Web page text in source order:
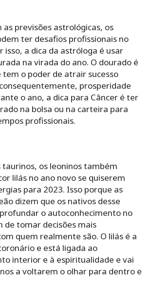
as previsões astrológicas, os
ter desafios profissionais no
isso, a dica da astróloga é usar
na virada do ano. O dourado é
tem o poder de atrair sucesso
prosperidade
o ano, a dica para Câncer é ter
na bolsa ou na carteira para
profissionais.
taurinos, os leoninos também
lilás no ano novo se quiserem
para 2023. Isso porque as
dizem que os nativos desse
o autoconhecimento no
de tomar decisões mais
quem realmente são. O lilás é a
e está ligada ao
interior e à espiritualidade e vai
a voltarem o olhar para dentro e